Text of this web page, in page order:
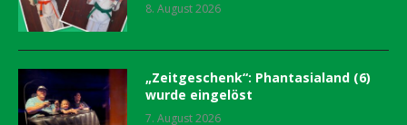
8. August 2026
„Zeitgeschenk“: Phantasialand (6)
wurde eingelöst
7. August 2026